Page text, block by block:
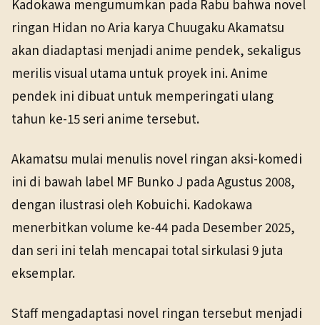
Kadokawa mengumumkan pada Rabu bahwa novel
ringan Hidan no Aria karya Chuugaku Akamatsu
akan diadaptasi menjadi anime pendek, sekaligus
merilis visual utama untuk proyek ini. Anime
pendek ini dibuat untuk memperingati ulang
tahun ke-15 seri anime tersebut.
Akamatsu mulai menulis novel ringan aksi-komedi
ini di bawah label MF Bunko J pada Agustus 2008,
dengan ilustrasi oleh Kobuichi. Kadokawa
menerbitkan volume ke-44 pada Desember 2025,
dan seri ini telah mencapai total sirkulasi 9 juta
eksemplar.
Staff mengadaptasi novel ringan tersebut menjadi